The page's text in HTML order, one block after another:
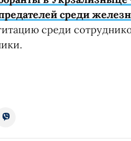
среди
среди